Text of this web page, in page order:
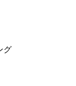
グ